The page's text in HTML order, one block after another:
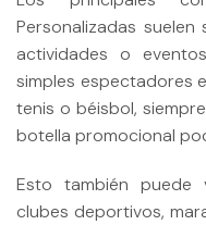
Personalizadas
actividades o
simples espectadores
tenis o béisbol,
botella promocional
Esto también puede
clubes deportivos,